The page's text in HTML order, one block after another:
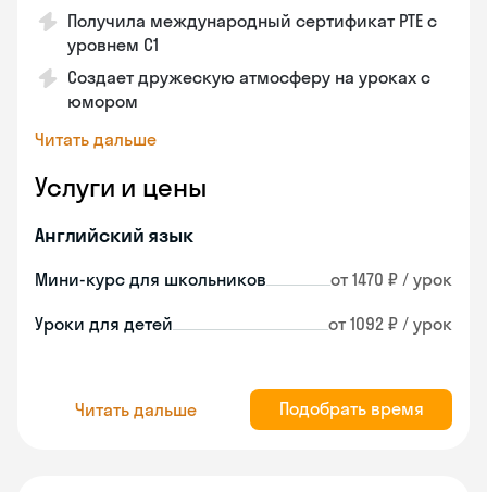
Получила международный сертификат PTE с
уровнем C1
Создает дружескую атмосферу на уроках с
юмором
Читать дальше
Услуги и цены
Английский язык
Мини-курс для школьников от 1470 ₽ / урок
Уроки для детей от 1092 ₽ / урок
Читать дальше Подобрать время